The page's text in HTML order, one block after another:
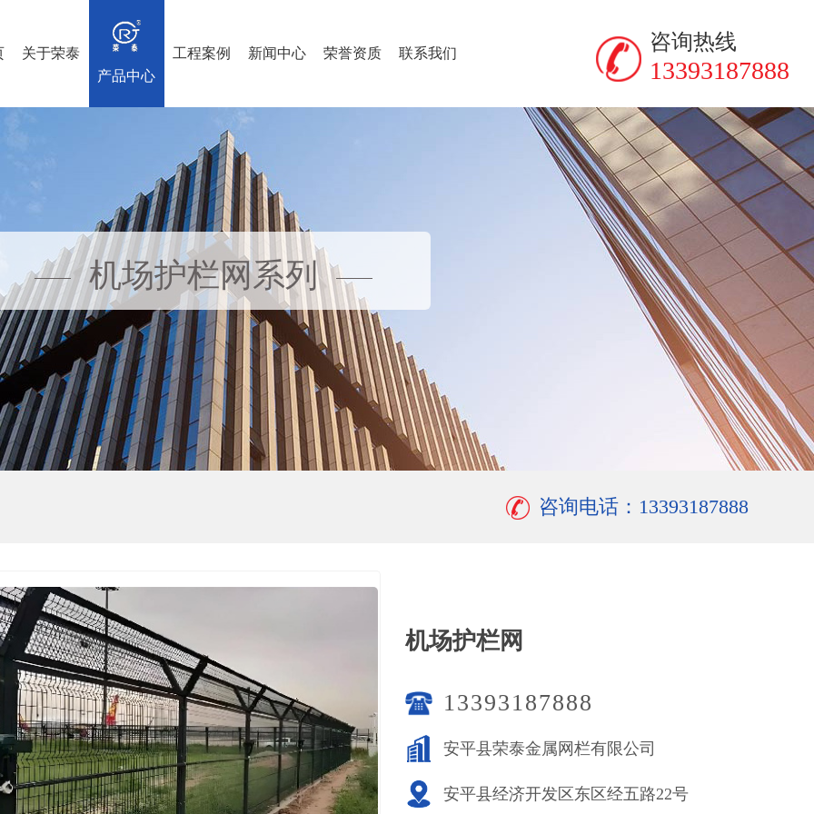
关于荣泰
产品中心
工程案例 新闻中心 荣誉资质 联系我们 咨询热线
13393187888
机场护栏网系列
咨询电话：13393187888
机场护栏网
13393187888
安平县荣泰金属网栏有限公司
安平县经济开发区东区经五路22号